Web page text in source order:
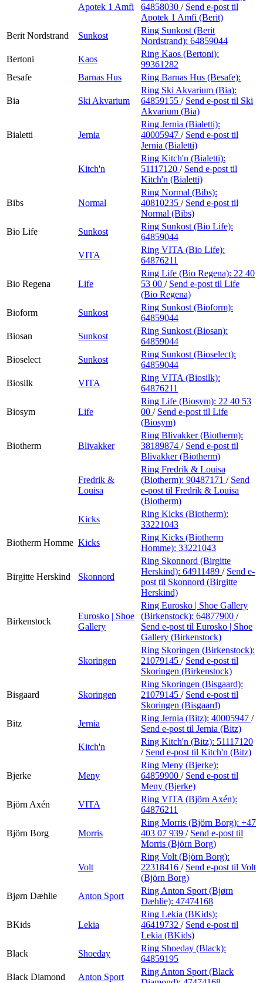
Apotek 1 Amfi
64858030 / Send e-post til
Apotek 1 Amfi (Berit)
Berit Nordstrand
Sunkost
Ring Sunkost (Berit
Nordstrand): 64859044
Bertoni
Kaos
Ring Kaos (Bertoni):
99361282
Besafe
Barnas Hus Ring Barnas Hus (Besafe):
Bia Ski Akvarium
Ring Ski Akvarium (Bia):
64859155 / Send e-post til Ski
Akvarium (Bia)
Bialetti Jernia
Ring Jernia (Bialetti):
40005947 / Send e-post til
Jernia (Bialetti)
Kitch'n
Ring Kitch'n (Bialetti):
51117120 / Send e-post til
Kitch'n (Bialetti)
Bibs Normal
Ring Normal (Bibs):
40810235 / Send e-post til
Normal (Bibs)
Bio Life
Sunkost
Ring Sunkost (Bio Life):
64859044
VITA
Ring VITA (Bio Life):
64876211
Bio Regena Life
Ring Life (Bio Regena): 22 40
53 00 / Send e-post til Life
(Bio Regena)
Bioform
Sunkost
Ring Sunkost (Bioform):
64859044
Biosan
Sunkost
Ring Sunkost (Biosan):
64859044
Bioselect
Sunkost
Ring Sunkost (Bioselect):
64859044
Biosilk
VITA
Ring VITA (Biosilk):
64876211
Biosym Life
Ring Life (Biosym): 22 40 53
00 / Send e-post til Life
(Biosym)
Biotherm Blivakker
Ring Blivakker (Biotherm):
38189874 / Send e-post til
Blivakker (Biotherm)
Fredrik &
Louisa
Ring Fredrik & Louisa
(Biotherm): 90487171 / Send
e-post til Fredrik & Louisa
(Biotherm)
Kicks
Ring Kicks (Biotherm):
33221043
Biotherm Homme Kicks
Ring Kicks (Biotherm
Homme): 33221043
Birgitte Herskind Skonnord
Ring Skonnord (Birgitte
Herskind): 64911489 / Send e-
post til Skonnord (Birgitte
Herskind)
Birkenstock
Eurosko | Shoe
Gallery
Ring Eurosko | Shoe Gallery
(Birkenstock): 64877900 /
Send e-post til Eurosko | Shoe
Gallery (Birkenstock)
Skoringen
Ring Skoringen (Birkenstock):
21079145 / Send e-post til
Skoringen (Birkenstock)
Bisgaard Skoringen
Ring Skoringen (Bisgaard):
21079145 / Send e-post til
Skoringen (Bisgaard)
Bitz
Jernia
Ring Jernia (Bitz): 40005947 /
Send e-post til Jernia (Bitz)
Kitch'n
Ring Kitch'n (Bitz): 51117120
/ Send e-post til Kitch'n (Bitz)
Bjerke Meny
Ring Meny (Bjerke):
64859900 / Send e-post til
Meny (Bjerke)
Björn Axén
VITA
Ring VITA (Björn Axén):
64876211
Björn Borg Morris
Ring Morris (Björn Borg): +47
403 07 939 / Send e-post til
Morris (Björn Borg)
Volt
Ring Volt (Björn Borg):
22318416 / Send e-post til Volt
(Björn Borg)
Bjørn Dæhlie
Anton Sport
Ring Anton Sport (Bjørn
Dæhlie): 47474168
BKids Lekia
Ring Lekia (BKids):
46419732 / Send e-post til
Lekia (BKids)
Black
Shoeday
Ring Shoeday (Black):
64859195
Black Diamond
Anton Sport
Ring Anton Sport (Black